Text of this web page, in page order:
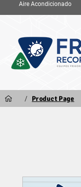
Aire Acondicionado
/ Product Page